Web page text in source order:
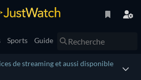
Sports Guide
de streaming et aussi disponible